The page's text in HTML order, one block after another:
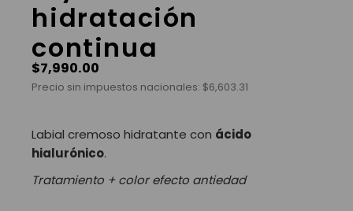
hidratación
continua
$7,990.00
Precio sin impuestos nacionales: $6,603.31
Labial cremoso hidratante con ácido
hialurónico.
Tratamiento + color efecto antiedad